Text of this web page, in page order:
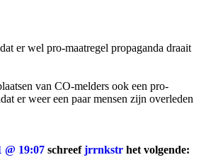
er wel pro-maatregel propaganda draait
van CO-melders ook een pro-
er weer een paar mensen zijn overleden
@ 19:07 schreefjrrnkstr het volgende: